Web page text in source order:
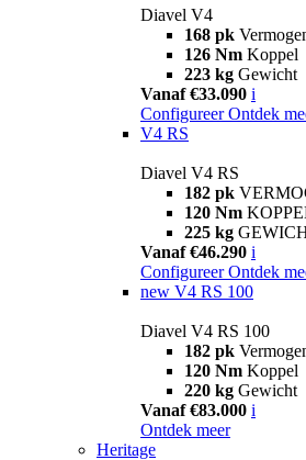
Diavel V4
168 pk
126 Nm Koppel
223 kg Gewicht
Vanaf €33.090 i
Configureer Ontdek
V4 RS
Diavel V4 RS
182 pk
120 Nm
225 kg
Vanaf €46.290 i
Configureer Ontdek
new V4 RS 100
Diavel V4 RS 100
182 pk
120 Nm Koppel
220 kg Gewicht
Vanaf €83.000 i
Ontdek meer
Heritage